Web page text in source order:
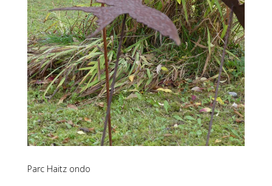
Parc Haitz ondo